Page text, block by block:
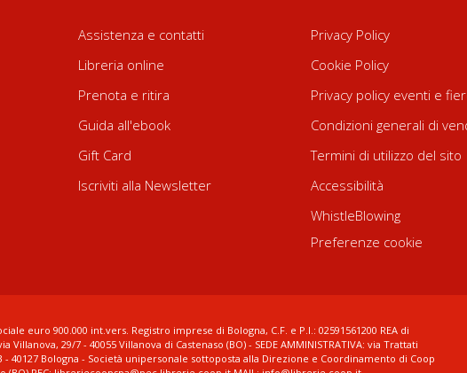
Assistenza e contatti
Libreria online
Prenota e ritira
Guida all'ebook
Gift Card
Iscriviti alla Newsletter
Privacy Policy
Cookie Policy
Privacy policy eventi e
Condizioni generali di
Termini di utilizzo del sito
Accessibilità
WhistleBlowing
Preferenze cookie
euro 900.000 int.vers. Registro imprese di Bologna, C.F. e P.I.: 02591561200 REA di
Villanova, 29/7 - 40055 Villanova di Castenaso (BO) - SEDE AMMINISTRATIVA: via Trattati
- 40127 Bologna - Società unipersonale sottoposta alla Direzione e Coordinamento di Coop